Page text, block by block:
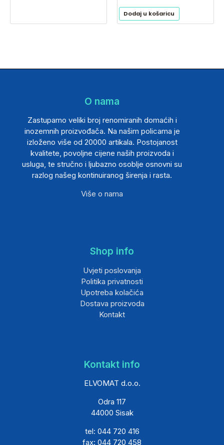
Dodaj u košaricu
O nama
Zastupamo veliki broj renomiranih domaćih i
inozemnih proizvođača. Na našim policama je
izloženo više od 20000 artikala. Postojanost
kvalitete, povoljne cijene naših proizvoda i
usluga, te stručno i ljubazno osoblje osnovni su
razlog našeg kontinuiranog širenja i rasta.
Više o nama
Shop info
Uvjeti poslovanja
Politika privatnosti
Upotreba kolačića
Dostava proizvoda
Kontakt
Kontakt info
ELVOMAT d.o.o.
Odra 117
44000 Sisak
tel: 044 720 416
fax: 044 720 458